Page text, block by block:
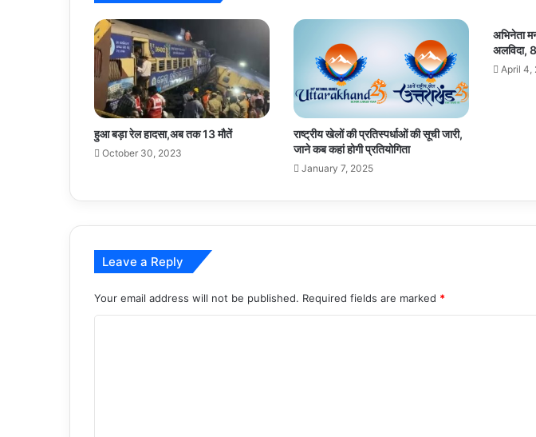
हुआ बड़ा रेल हादसा,अब तक 13 मौतें
October 30, 2023
राष्ट्रीय खेलों की प्रतिस्पर्धाओं की सूची जारी,
जाने कब कहां होगी प्रतियोगिता
January 7, 2025
अभिनेता
अलविदा,
April 4,
Leave a Reply
Your email address will not be published. Required fields are marked *